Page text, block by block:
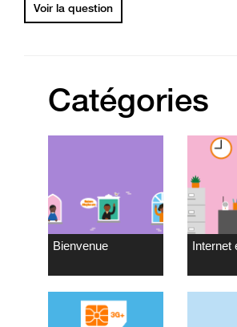
Voir la question
Catégories
Bienvenue Internet